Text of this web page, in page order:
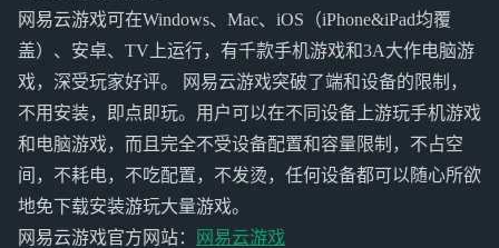
网易云游戏可在Windows、Mac、iOS（iPhone&iPad均覆
盖）、安卓、TV上运行，有千款手机游戏和3A大作电脑游
戏，深受玩家好评。 网易云游戏突破了端和设备的限制，
不用安装，即点即玩。用户可以在不同设备上游玩手机游戏
和电脑游戏，而且完全不受设备配置和容量限制，不占空
间，不耗电，不吃配置，不发烫，任何设备都可以随心所欲
地免下载安装游玩大量游戏。
网易云游戏官方网站：
网易云游戏